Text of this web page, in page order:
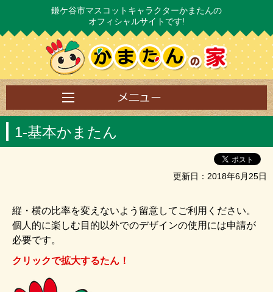
鎌ケ谷市マスコットキャラクターかまたんの
オフィシャルサイトです!
1‐基本かまたん
更新日：2018年6月25日
縦・横の比率を変えないよう留意してご利用ください。
個人的に楽しむ目的以外でのデザインの使用には申請が
必要です。
クリックで拡大するたん！